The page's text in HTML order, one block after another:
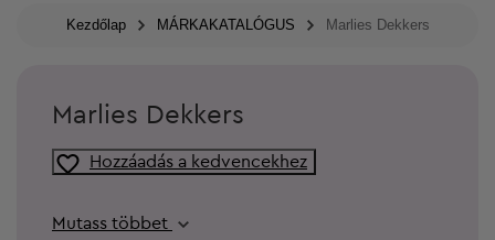
Kezdőlap MÁRKAKATALÓGUS Marlies Dekkers
Marlies Dekkers
Hozzáadás a kedvencekhez
Mutass többet